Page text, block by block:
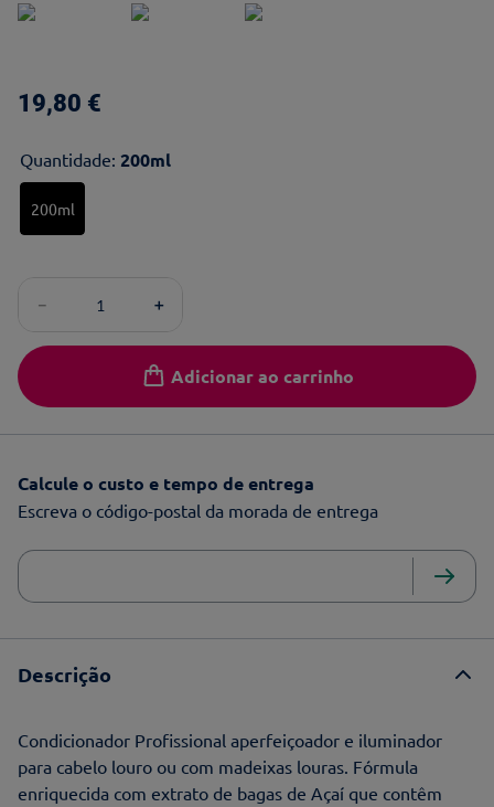
19,80 €
Quantidade: 200ml
200ml
＋
－
Adicionar ao carrinho
Calcule o custo e tempo de entrega
Escreva o código-postal da morada de entrega
Descrição
Condicionador Profissional aperfeiçoador e iluminador
para cabelo louro ou com madeixas louras. Fórmula
enriquecida com extrato de bagas de Açaí que contêm